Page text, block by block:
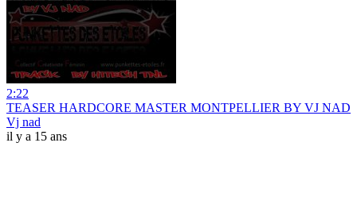
2:22
TEASER HARDCORE MASTER MONTPELLIER BY VJ NAD
Vj nad
il y a 15 ans